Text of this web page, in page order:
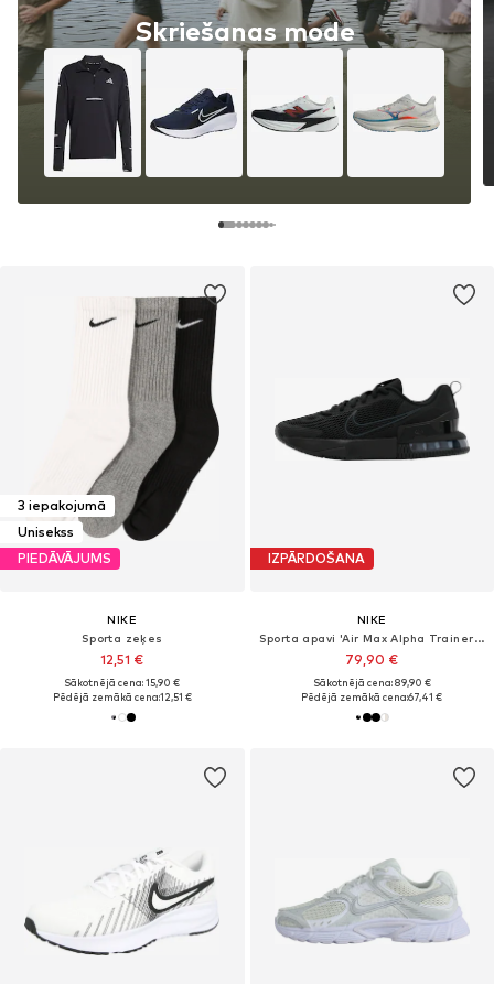
Skriešanas mode
3 iepakojumā
Unisekss
PIEDĀVĀJUMS
NIKE
Sporta zeķes
12,51 €
Sākotnējā cena: 15,90 €
Pēdējā zemākā cena:12,51 €
IZPĀRDOŠANA
NIKE
Sporta apavi 'Air Max Alpha Trainer 6'
79,90 €
Sākotnējā cena: 89,90 €
Pēdējā zemākā cena:67,41 €